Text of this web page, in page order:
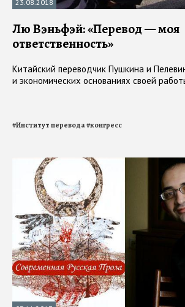
23.08.2018
Лю Вэньфэй: «Перевод — моя
ответственность»
Китайский переводчик Пушкина и
и экономических основаниях своей
#Институт перевода#конгресс